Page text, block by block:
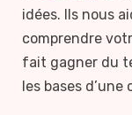
idées. Ils nous
comprendre
fait gagner du
les bases